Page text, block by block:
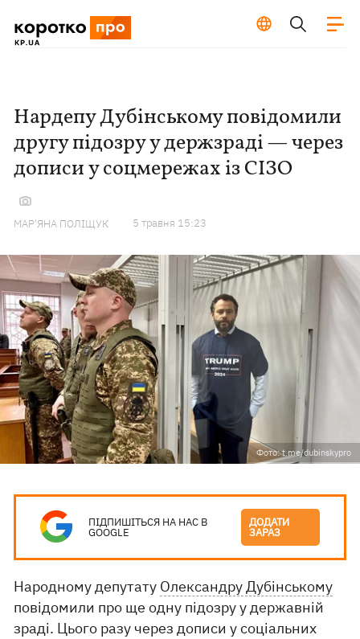
Нардепу Дубінському повідомили
другу підозру у держзраді — через
дописи у соцмережах із СІЗО
МАР'ЯНА ПОЛІЩУК 5 травня 15:23
Фото: t.me/dubinskypro
ПІДПИШІТЬСЯ НА НАС В
GOOGLE
ДОДАТИ
ЗАРАЗ
Народному депутату Олександру Дубінському
повідомили про ще одну підозру у державній
зраді. Цього разу через дописи у соціальних